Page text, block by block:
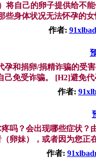
自己的卵子提供给不
些身体状况无法怀孕的
作者:
和捐卵/捐精诈骗的受
己免受诈骗。 [H2]避免
作者:
吗？会出现哪些症状
（卵妹），或者因为您正
作者: